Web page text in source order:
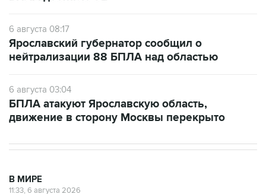
6 августа 08:17
Ярославский губернатор сообщил о
нейтрализации 88 БПЛА над областью
6 августа 03:04
БПЛА атакуют Ярославскую область,
движение в сторону Москвы перекрыто
В МИРЕ
11:33, 6 августа 2026